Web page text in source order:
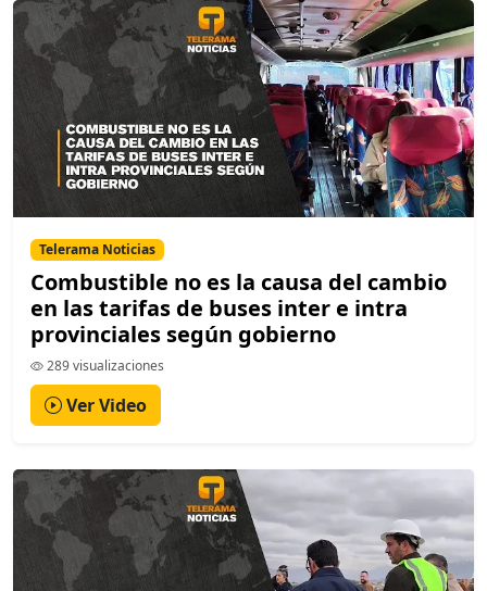
Telerama Noticias
Combustible no es la causa del cambio
en las tarifas de buses inter e intra
provinciales según gobierno
289 visualizaciones
Ver Video